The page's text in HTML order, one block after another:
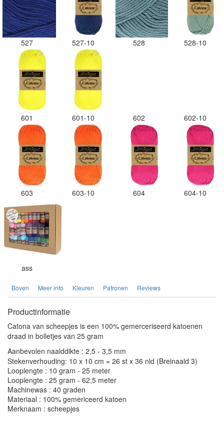
527 527-10 528 528-10
601 601-10 602 602-10
603 603-10 604 604-10
ass
Boven Meer info Kleuren Patronen Reviews
Productinformatie
Catona van scheepjes is een 100% gemerceriseerd katoenen
draad in bolletjes van 25 gram
Aanbevolen naalddikte : 2,5 - 3,5 mm
Stekenverhouding: 10 x 10 cm = 26 st x 36 nld (Breinaald 3)
Looplengte : 10 gram - 25 meter
Looplengte : 25 gram - 62,5 meter
Machinewas : 40 graden
Materiaal : 100% gemericeerd katoen
Merknaam : scheepjes